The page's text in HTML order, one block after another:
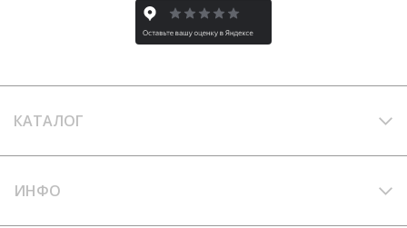
КАТАЛОГ
ИНФО